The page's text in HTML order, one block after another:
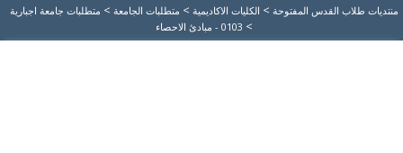
منتديات طلاب القدس المفتوحة > الكليات الاكاديمية > متطلبات الجامعة > متطلبات جامعة اجبارية
> 0103 - مبادئ الاحصاء